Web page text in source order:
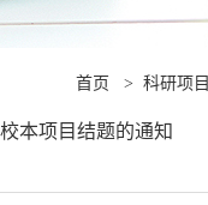
首页 > 科研项目
本项目结题的通知